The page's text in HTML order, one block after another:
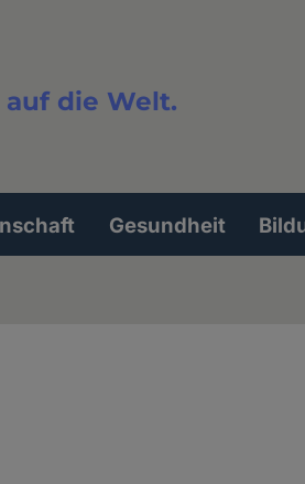
die Welt.
Gesundheit